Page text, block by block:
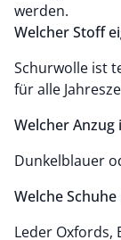
werden.
Welcher Stoff
Schurwolle ist
für alle
Welcher
Dunkelblauer
Welche Schuhe
Leder Oxfords,